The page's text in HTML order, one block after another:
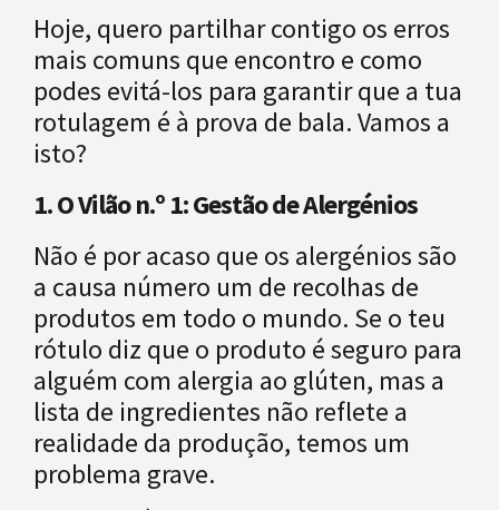
Hoje, quero partilhar contigo os erros
mais comuns que encontro e como
podes evitá-los para garantir que a tua
rotulagem é à prova de bala. Vamos a
isto?
1. O Vilão n.º 1: Gestão de Alergénios
Não é por acaso que os alergénios são
a causa número um de recolhas de
produtos em todo o mundo. Se o teu
rótulo diz que o produto é seguro para
alguém com alergia ao glúten, mas a
lista de ingredientes não reflete a
realidade da produção, temos um
problema grave.